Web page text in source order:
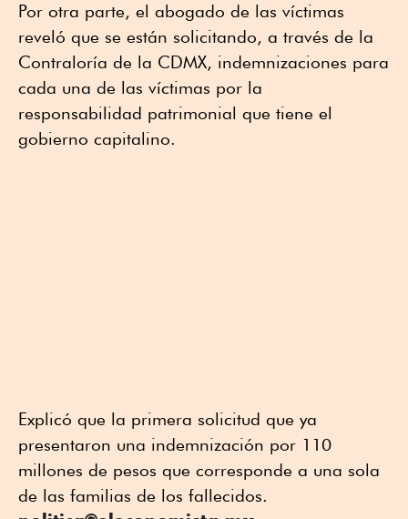
Por otra parte, el abogado de las víctimas
reveló que se están solicitando, a través de la
Contraloría de la CDMX, indemnizaciones para
cada una de las víctimas por la
responsabilidad patrimonial que tiene el
gobierno capitalino.
Explicó que la primera solicitud que ya
presentaron una indemnización por 110
millones de pesos que corresponde a una sola
de las familias de los fallecidos.